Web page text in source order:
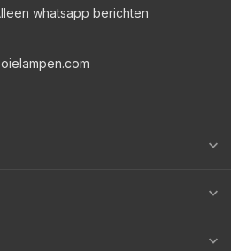
whatsapp berichten